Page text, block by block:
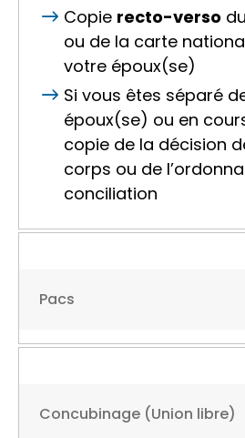
Copie recto-verso
ou de la carte
votre époux(se)
Si vous êtes séparé
époux(se) ou en
copie de la décision
corps ou de
conciliation
Pacs
Concubinage (Union libre)